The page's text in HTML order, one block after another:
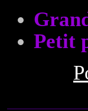
Petit